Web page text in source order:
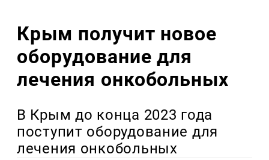
Крым получит новое
оборудование для
лечения онкобольных
В Крым до конца 2023 года
поступит оборудование для
лечения онкобольных